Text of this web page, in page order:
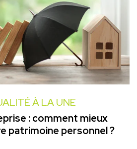
À LA UNE
: comment mieux
patrimoine personnel ?